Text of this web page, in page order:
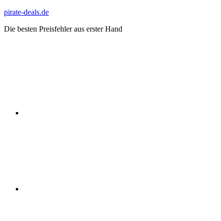
Zum
springen
pirate-deals.de
Die besten Preisfehler aus erster Hand